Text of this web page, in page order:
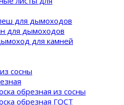
для дымоходов
для дымоходов
для камней
сосны
обрезная из сосны
обрезная ГОСТ